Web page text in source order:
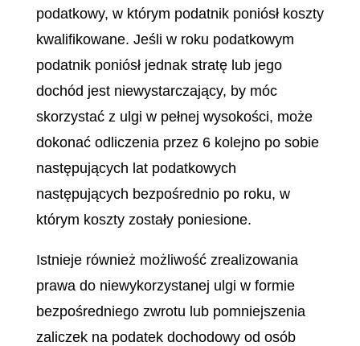
podatkowy, w którym podatnik poniósł koszty
kwalifikowane. Jeśli w roku podatkowym
podatnik poniósł jednak stratę lub jego
dochód jest niewystarczający, by móc
skorzystać z ulgi w pełnej wysokości, może
dokonać odliczenia przez 6 kolejno po sobie
następujących lat podatkowych
następujących bezpośrednio po roku, w
którym koszty zostały poniesione.
Istnieje również możliwość zrealizowania
prawa do niewykorzystanej ulgi w formie
bezpośredniego zwrotu lub pomniejszenia
zaliczek na podatek dochodowy od osób